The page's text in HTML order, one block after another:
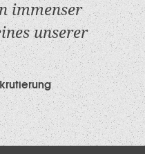
immenser
unserer